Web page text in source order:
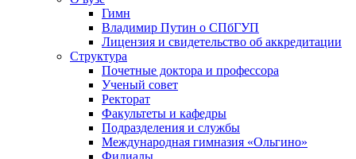
Гимн
Владимир Путин о СПбГУП
Лицензия и свидетельство об аккредитации
Структура
Почетные доктора и профессора
Ученый совет
Ректорат
Факультеты и кафедры
Подразделения и службы
Международная гимназия «Ольгино»
Филиалы